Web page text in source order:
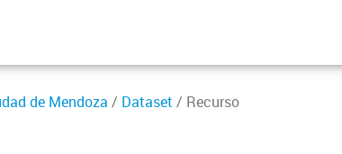
de Mendoza / Dataset / Recurso